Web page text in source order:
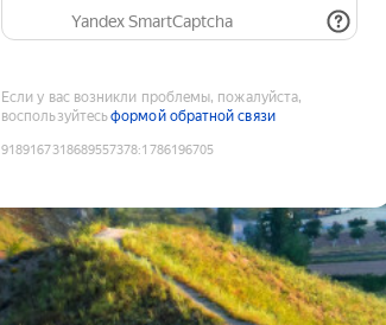
Yandex SmartCaptcha
Если у вас возникли проблемы, пожалуйста,
воспользуйтесьформой обратной связи
9189167318689557378:1786196705